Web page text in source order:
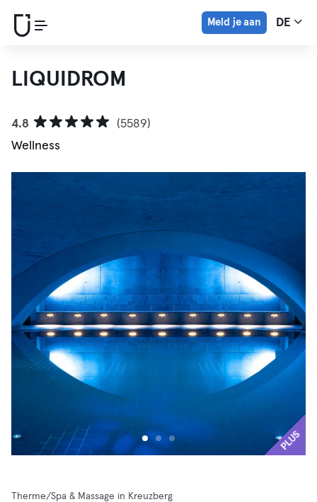
Meld je aan DE
LIQUIDROM
4.8
(5589)
Wellness
PLUS
Therme/Spa & Massage in Kreuzberg